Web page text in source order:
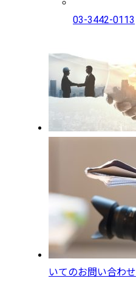
03-3442-0113
いてのお問い合わせ